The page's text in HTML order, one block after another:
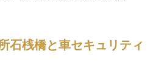
石桟橋と車セキュリティ